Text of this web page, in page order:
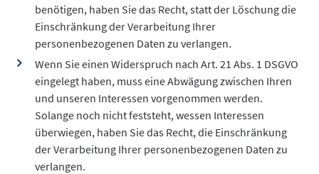
benötigen, haben Sie das Recht, statt der Löschung die
Einschränkung der Verarbeitung Ihrer
personenbezogenen Daten zu verlangen.
Wenn Sie einen Widerspruch nach Art. 21 Abs. 1 DSGVO
eingelegt haben, muss eine Abwägung zwischen Ihren
und unseren Interessen vorgenommen werden.
Solange noch nicht feststeht, wessen Interessen
überwiegen, haben Sie das Recht, die Einschränkung
der Verarbeitung Ihrer personenbezogenen Daten zu
verlangen.